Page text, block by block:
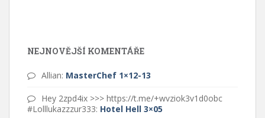
NEJNOVĚJŠÍ KOMENTÁŘE
Allian: MasterChef 1×12-13
Hey 2zpd4ix >>> https://t.me/+wvziok3v1d0obc
#Lolllukazzzur333: Hotel Hell 3×05